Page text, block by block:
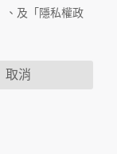
務時，我們將視
同意，本網站不
、及「隱私權政
取消